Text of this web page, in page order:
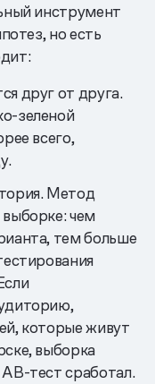
инструмент
но есть
друг от друга.
зеленой
всего,
Метод
чем
тем больше
которые живут
выборка
тест сработал.